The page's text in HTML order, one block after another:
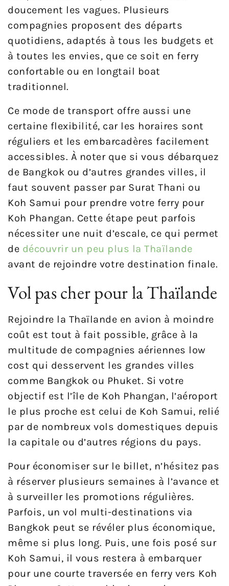
doucement les vagues. Plusieurs
compagnies proposent des départs
quotidiens, adaptés à tous les budgets et
à toutes les envies, que ce soit en ferry
confortable ou en longtail boat
traditionnel.
Ce mode de transport offre aussi une
certaine flexibilité, car les horaires sont
réguliers et les embarcadères facilement
accessibles. À noter que si vous débarquez
de Bangkok ou d’autres grandes villes, il
faut souvent passer par Surat Thani ou
Koh Samui pour prendre votre ferry pour
Koh Phangan. Cette étape peut parfois
nécessiter une nuit d’escale, ce qui permet
de découvrir un peu plus la Thaïlande
avant de rejoindre votre destination finale.
Vol pas cher pour la Thaïlande
Rejoindre la Thaïlande en avion à moindre
coût est tout à fait possible, grâce à la
multitude de compagnies aériennes low
cost qui desservent les grandes villes
comme Bangkok ou Phuket. Si votre
objectif est l’île de Koh Phangan, l’aéroport
le plus proche est celui de Koh Samui, relié
par de nombreux vols domestiques depuis
la capitale ou d’autres régions du pays.
Pour économiser sur le billet, n’hésitez pas
à réserver plusieurs semaines à l’avance et
à surveiller les promotions régulières.
Parfois, un vol multi-destinations via
Bangkok peut se révéler plus économique,
même si plus long. Puis, une fois posé sur
Koh Samui, il vous restera à embarquer
pour une courte traversée en ferry vers Koh